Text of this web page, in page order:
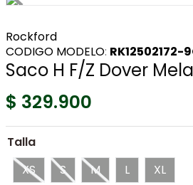
Rockford
: RK12502172-
Saco H F/Z Dover
$ 329.900
Talla
XS
S M L XL
4.
camisa
5.
medias
6.
morral
7.
tenis
9.
tarjetero